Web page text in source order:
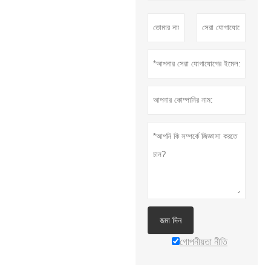
জমা দিন
গোপনীয়তা নীতি